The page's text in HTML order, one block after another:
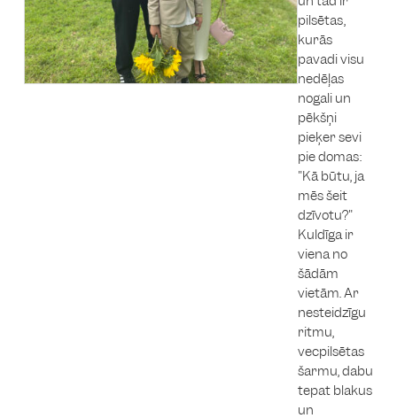
pilsētas,
kurās
pavadi visu
nedēļas
nogali un
pēkšņi
pieķer sevi
pie domas:
"Kā būtu, ja
mēs šeit
dzīvotu?"
Kuldīga ir
viena no
šādām
vietām. Ar
nesteidzīgu
ritmu,
vecpilsētas
šarmu, dabu
tepat blakus
un